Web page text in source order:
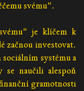
svému“.
je klíčem k
začnou investovat.
systému a
naučili alespoň
gramotnosti